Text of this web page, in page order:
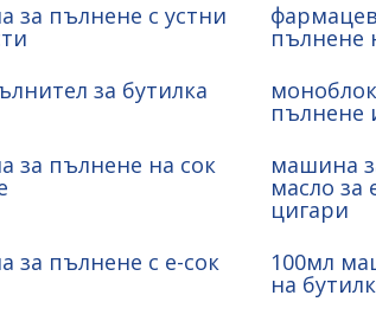
за пълнене с устни
пълнене
за бутилка
пълнене
за пълнене на сок машина
масло за
цигари
за пълнене с е-сок 100мл
на